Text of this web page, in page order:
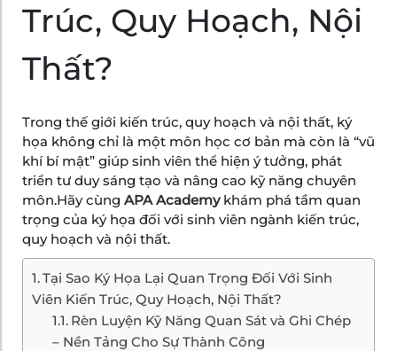
Trúc, Quy Hoạch, Nội
Thất?
Trong thế giới kiến trúc, quy hoạch và nội thất, ký
họa không chỉ là một môn học cơ bản mà còn là “vũ
khí bí mật” giúp sinh viên thể hiện ý tưởng, phát
triển tư duy sáng tạo và nâng cao kỹ năng chuyên
môn.Hãy cùng APA Academykhám phá tầm quan
trọng của ký họa đối với sinh viên ngành kiến trúc,
quy hoạch và nội thất.
Tại Sao Ký Họa Lại Quan Trọng Đối Với Sinh
Viên Kiến Trúc, Quy Hoạch, Nội Thất?
Rèn Luyện Kỹ Năng Quan Sát và Ghi Chép
– Nền Tảng Cho Sự Thành Công